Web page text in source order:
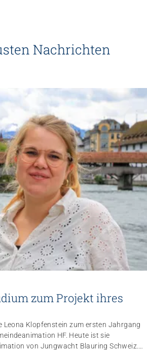
Nachrichten
zum Projekt ihres
Leona Klopfenstein zum ersten Jahrgang
HF. Heute ist sie
von Jungwacht Blauring Schweiz.